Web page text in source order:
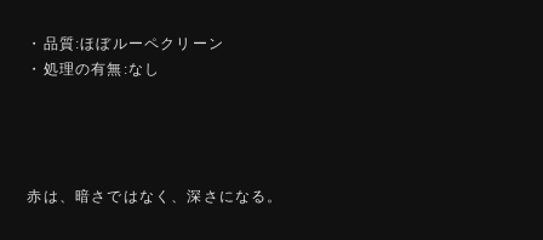
・品質:ほぼルーペクリーン
・処理の有無:なし
赤は、暗さではなく、深さになる。